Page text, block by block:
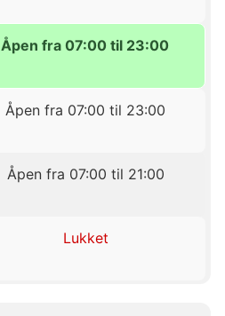
Åpen fra 07:00 til 23:00
Åpen fra 07:00 til 23:00
Åpen fra 07:00 til 21:00
Lukket